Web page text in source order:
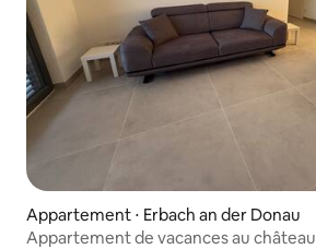
Appartement ⋅ Erbach an der Donau
Appartement de vacances au château